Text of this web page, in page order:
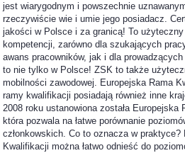
jest wiarygodnym i powszechnie
rzeczywiście wie i umie jego posiadacz.
jakości w Polsce i za granicą! To
kompetencji, zarówno dla szukających
awans pracowników, jak i dla prowadzących
to nie tylko w Polsce! ZSK to także
mobilności zawodowej. Europejska Rama
ramy kwalifikacji posiadają również inne
2008 roku ustanowiona została Europejska
która pozwala na łatwe porównanie
członkowskich. Co to oznacza w
Kwalifikacji można łatwo odnieść do